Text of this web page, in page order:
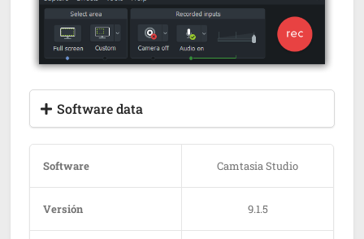
Software data
Software Camtasia Studio
Versión 9.1.5